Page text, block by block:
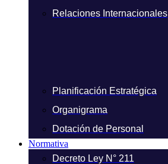
Relaciones Internacionales
Planificación Estratégica
Organigrama
Dotación de Personal
Normativa
Decreto Ley N° 211